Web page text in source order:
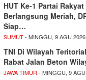
HUT Ke-1 Partai
Berlangsung Meriah,
Siap…
SUMUT- MINGGU, 9 AGU 2026
TNI Di Wilayah
Rabat Jalan Beton
JAWA TIMUR - MINGGU, 9